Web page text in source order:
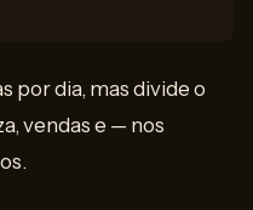
por dia, mas divide o
vendas e — nos